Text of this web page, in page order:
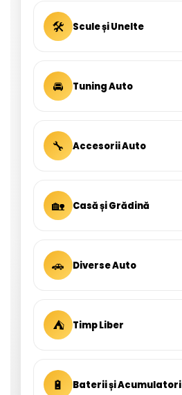
🛠 Scule și Unelte
🚘 Tuning Auto
🔧 Accesorii Auto
🏡 Casă și Grădină
🚗 Diverse Auto
⛺ Timp Liber
🔋 Baterii și Acumulatori